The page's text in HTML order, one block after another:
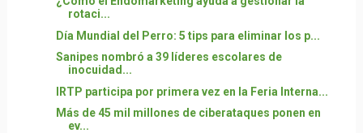
rotaci...
Día Mundial del Perro: 5 tips para eliminar los p...
Sanipes nombró a 39 líderes escolares de
inocuidad...
IRTP participa por primera vez en la Feria Interna...
Más de 45 mil millones de ciberataques ponen en
ev...